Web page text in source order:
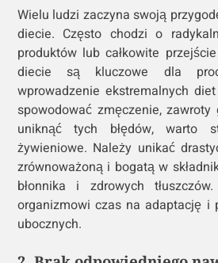
Wielu ludzi zaczyna swoją
diecie. Często chodzi o
produktów lub całkowite
diecie są kluczowe dla
wprowadzenie ekstremalnych
spowodować zmęczenie,
uniknąć tych błędów, warto
żywieniowe. Należy unikać
zrównoważoną i bogatą w
błonnika i zdrowych
organizmowi czas na adaptację i
ubocznych.